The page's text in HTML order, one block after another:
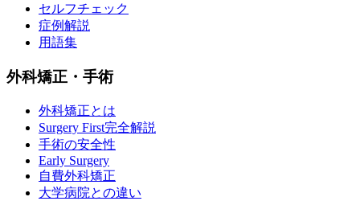
セルフチェック
症例解説
用語集
外科矯正・手術
外科矯正とは
Surgery First完全解説
手術の安全性
Early Surgery
自費外科矯正
大学病院との違い